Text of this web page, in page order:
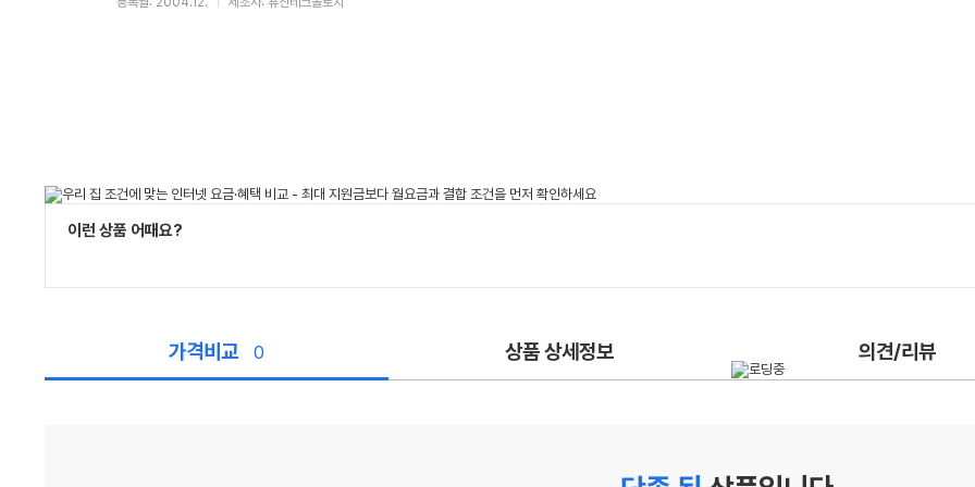
이런 상품 어때요?
가격비교 0 상품 상세정보 의견/리뷰